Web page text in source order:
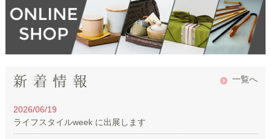
一覧へ
2026/06/19
ライフスタイルweek に出展します